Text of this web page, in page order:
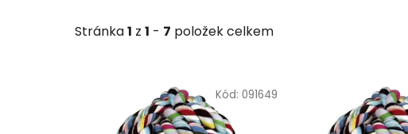
Stránka1 z 1 - 7 položek celkem
Kód: 091649